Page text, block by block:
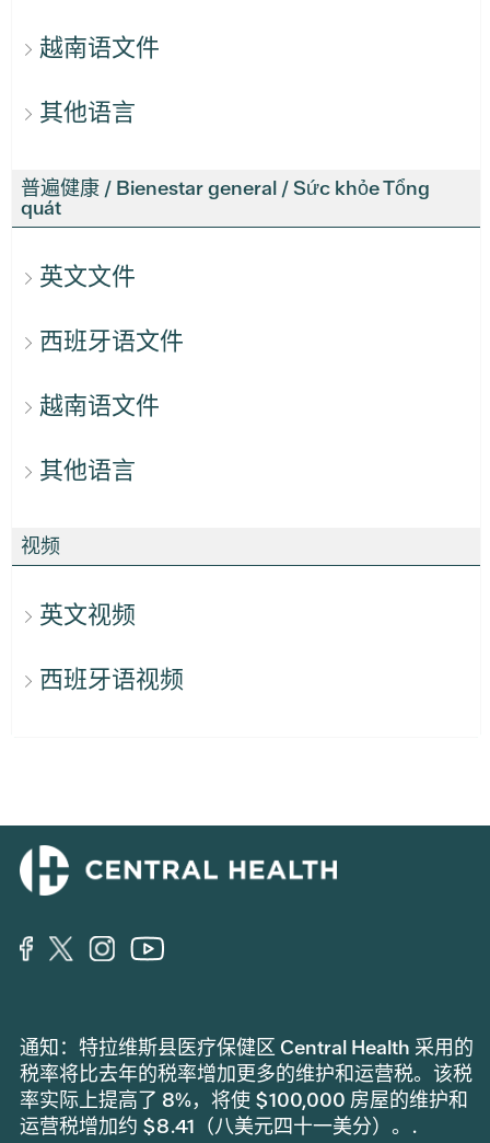
越南语文件
其他语言
普遍健康 / Bienestar general / Sức khỏe Tổng
quát
英文文件
西班牙语文件
越南语文件
其他语言
视频
英文视频
西班牙语视频
通知：特拉维斯县医疗保健区 Central Health 采用的
税率将比去年的税率增加更多的维护和运营税。该税
率实际上提高了 8%，将使 $100,000 房屋的维护和
运营税增加约 $8.41（八美元四十一美分）。.